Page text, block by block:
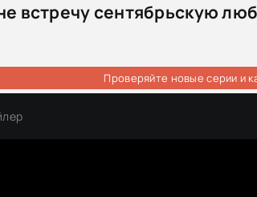
встречу сентябрьскую
Проверяйте новые серии и